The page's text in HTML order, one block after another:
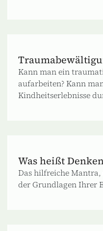
Kann man ein
aufarbeiten? Kann
Kindheitserlebnisse
Was heißt
Das hilfreiche Mantra,
der Grundlagen Ihrer